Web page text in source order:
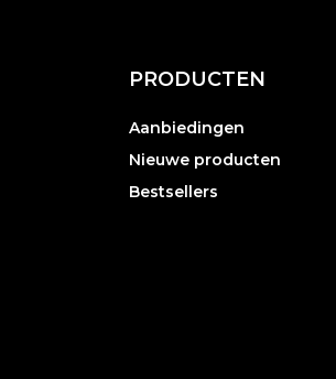
PRODUCTEN
Aanbiedingen
Nieuwe producten
Bestsellers